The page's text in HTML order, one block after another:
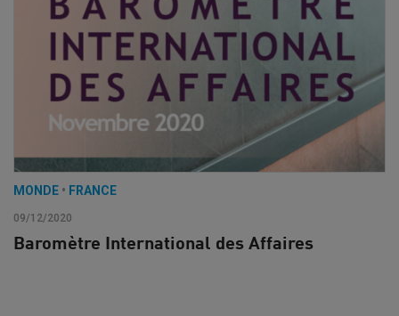
MONDE • FRANCE
09/12/2020
Baromètre International des Affaires